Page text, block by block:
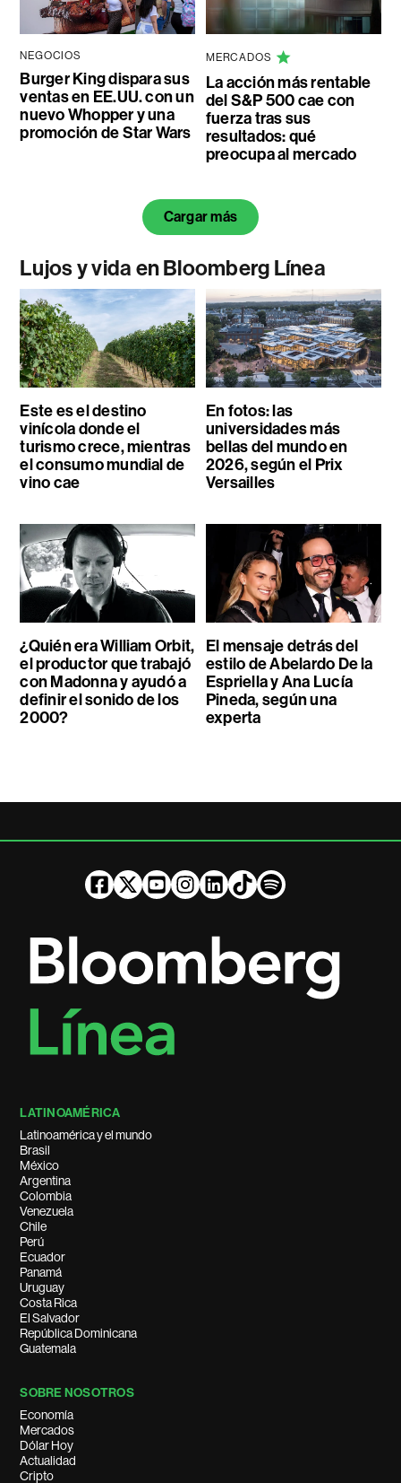
NEGOCIOS
Burger King dispara sus
ventas en EE.UU. con un
nuevo Whopper y una
promoción de Star Wars
MERCADOS
La acción más rentable
del S&P 500 cae con
fuerza tras sus
resultados: qué
preocupa al mercado
Cargar más
Lujos y vida en Bloomberg Línea
Este es el destino
vinícola donde el
turismo crece, mientras
el consumo mundial de
vino cae
En fotos: las
universidades más
bellas del mundo en
2026, según el Prix
Versailles
¿Quién era William Orbit,
el productor que trabajó
con Madonna y ayudó a
definir el sonido de los
2000?
El mensaje detrás del
estilo de Abelardo De la
Espriella y Ana Lucía
Pineda, según una
experta
LATINOAMÉRICA
Latinoamérica y el mundo
Brasil
México
Argentina
Colombia
Venezuela
Chile
Perú
Ecuador
Panamá
Uruguay
Costa Rica
El Salvador
República Dominicana
Guatemala
SOBRE NOSOTROS
Economía
Mercados
Dólar Hoy
Actualidad
Cripto